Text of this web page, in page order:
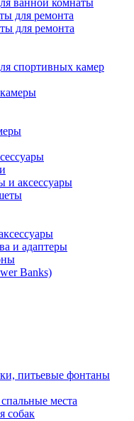
ванной комнаты
для ремонта
для ремонта
спортивных камер
и аксессуары
и адаптеры
Banks)
питьевые фонтаны
места
собак